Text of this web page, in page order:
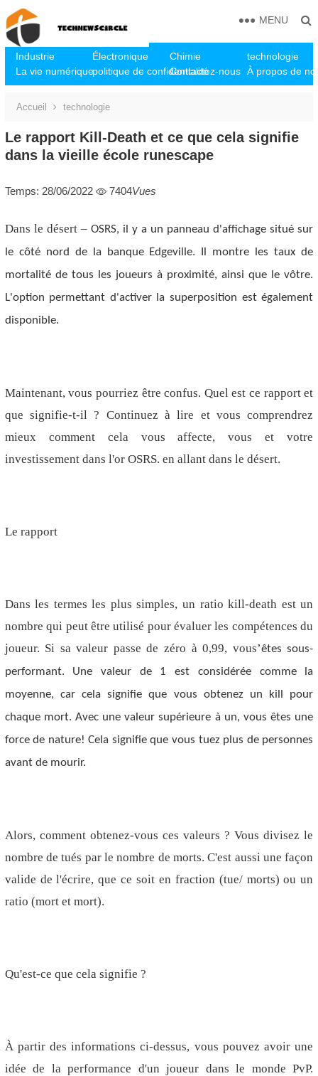
Industrie Électronique Chimie
technologie
La vie numériquepolitique de confidentialité
Contactez-nous À propos de
MENU
Accueil technologie
Le rapport Kill-Death et ce que cela signifie
dans la vieille école runescape
Temps: 28/06/2022 7404Vues
Dans le désert – OSRS, il y a un panneau d'affichage situé sur
le côté nord de la banque Edgeville. Il montre les taux de
mortalité de tous les joueurs à proximité, ainsi que le vôtre.
L'option permettant d'activer la superposition est également
disponible.
Maintenant, vous pourriez être confus. Quel est ce rapport et
que signifie-t-il ? Continuez à lire et vous comprendrez
mieux comment cela vous affecte, vous et votre
investissement dans l'or OSRS. en allant dans le désert.
Le rapport
Dans les termes les plus simples, un ratio kill-death est un
nombre qui peut être utilisé pour évaluer les compétences du
joueur. Si sa valeur passe de zéro à 0,99, vous’êtes sous-
performant. Une valeur de 1 est considérée comme la
moyenne, car cela signifie que vous obtenez un kill pour
chaque mort. Avec une valeur supérieure à un, vous êtes une
force de nature! Cela signifie que vous tuez plus de personnes
avant de mourir.
Alors, comment obtenez-vous ces valeurs ? Vous divisez le
nombre de tués par le nombre de morts. C'est aussi une façon
valide de l'écrire, que ce soit en fraction (tue/ morts) ou un
ratio (mort et mort).
Qu'est-ce que cela signifie ?
À partir des informations ci-dessus, vous pouvez avoir une
idée de la performance d'un joueur dans le monde PvP.